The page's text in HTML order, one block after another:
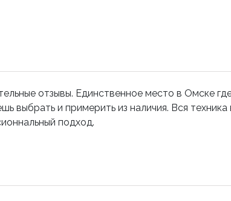
отзывы. Единственное место в Омске
выбрать и примерить из наличия. Вся
подход.